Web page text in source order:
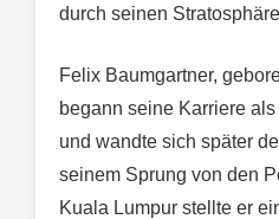
durch seinen
Felix Baumgartner,
begann seine Karriere
und wandte sich später
seinem Sprung von den
Kuala Lumpur stellte er